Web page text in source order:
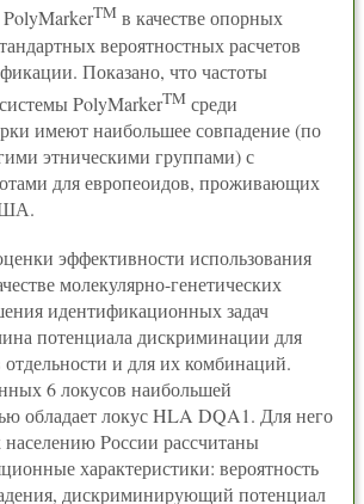
TM в качестве опорных
вероятностных расчетов
Показано, что частоты
PolyMarkerTM среди
имеют наибольшее совпадение (по
этническими группами) с
для европеоидов, проживающих
эффективности использования
молекулярно-генетических
идентификационных задач
потенциала дискриминации для
отдельности и для их комбинаций.
6 локусов наибольшей
обладает локус HLA DQA1. Для него
Pоссии рассчитаны
характеристики: вероятность
дискриминирующий потенциал